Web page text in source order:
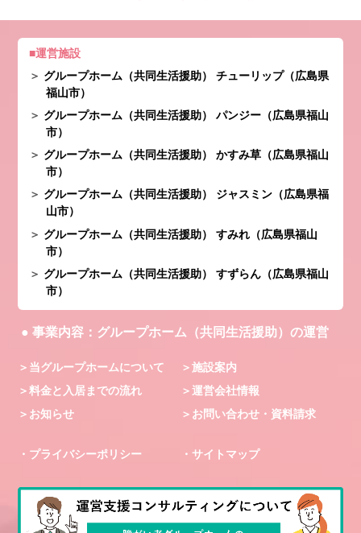
運営施設
グループホーム（共同生活援助） チューリップ（広島県
福山市）
グループホーム（共同生活援助） パンジー（広島県福山
市）
グループホーム（共同生活援助） かすみ草（広島県福山
市）
グループホーム（共同生活援助） ジャスミン（広島県福
山市）
グループホーム（共同生活援助） すみれ（広島県福山
市）
グループホーム（共同生活援助） すずらん（広島県福山
市）
事業内容 グループホーム（共同生活援助）の運営
当グループホームについて
施設案内
料金と入居までの流れ
運営会社情報
お知らせ
お問い合わせ・資料請求
プライバシーポリシー サイトマップ